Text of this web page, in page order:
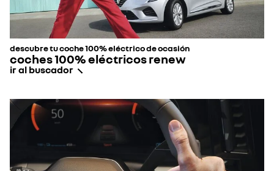
descubre tu coche 100% eléctrico de ocasión
coches 100% eléctricos renew
ir al buscador